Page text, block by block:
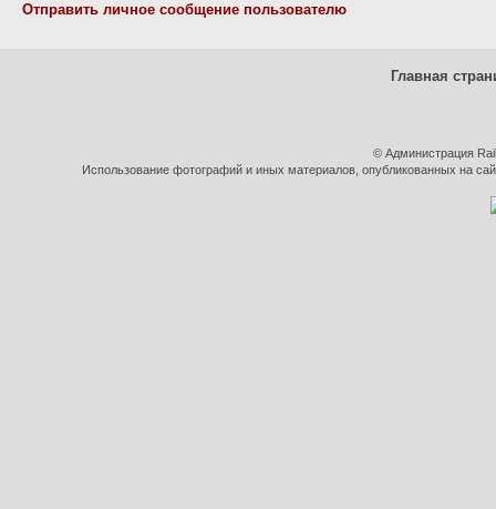
Отправить личное сообщение пользователю
Главная
© Администрация
Использование фотографий и иных материалов, опубликованных на